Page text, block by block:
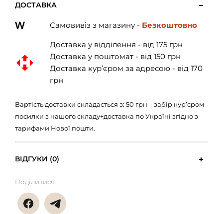
ДОСТАВКА
Самовивіз з магазину - Безкоштовно
Доставка у відділення - від 175 грн
Доставка у поштомат - від 150 грн
Доставка кур’єром за адресою - від 170
грн
Вартість доставки складається з: 50 грн – забір кур’єром
посилки з нашого складу+доставка по Україні згідно з
тарифами Нової пошти.
ВІДГУКИ (0)
Поділитися: